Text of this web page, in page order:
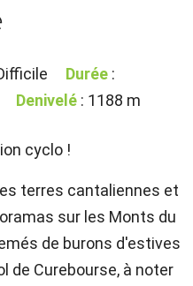
Durée :
Denivelé : 1188 m
cyclo !
terres cantaliennes et
sur les Monts du
de burons d'estives
de Curebourse, à noter